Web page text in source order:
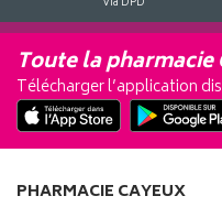
Toute la
Télécharger l’application
PHARMACIE CAYEUX